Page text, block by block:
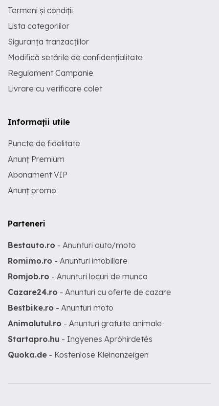
Termeni și condiții
Lista categoriilor
Siguranța tranzacțiilor
Modifică setările de confidențialitate
Regulament Campanie
Livrare cu verificare colet
Informații utile
Puncte de fidelitate
Anunț Premium
Abonament VIP
Anunț promo
Parteneri
Bestauto.ro - Anunturi auto/moto
Romimo.ro - Anunturi imobiliare
Romjob.ro - Anunturi locuri de munca
Cazare24.ro - Anunturi cu oferte de cazare
Bestbike.ro - Anunturi moto
Animalutul.ro - Anunturi gratuite animale
Startapro.hu - Ingyenes Apróhirdetés
Quoka.de - Kostenlose Kleinanzeigen